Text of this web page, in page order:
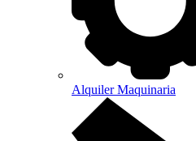
Alquiler Maquinaria